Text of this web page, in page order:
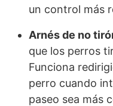
un control más
Arnés de no
que los perros
Funciona
perro cuando
paseo sea más